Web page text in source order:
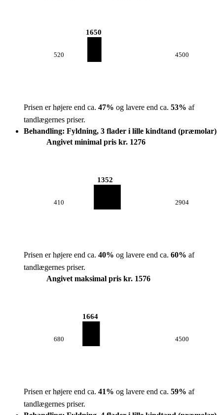
520
1650
4500
Prisen er højere end ca. 47% og lavere end ca. 53% af
tandlægernes priser.
Behandling: Fyldning, 3 flader i lille kindtand (præmolar)
Angivet minimal pris kr. 1276
410
1352
2904
Prisen er højere end ca. 40% og lavere end ca. 60% af
tandlægernes priser.
Angivet maksimal pris kr. 1576
680
1664
4500
Prisen er højere end ca. 41% og lavere end ca. 59% af
tandlægernes priser.